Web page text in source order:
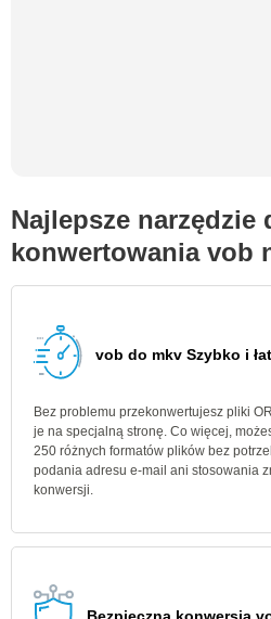
Najlepsze narzędzie
konwertowania vob
vob do mkv Szybko i
Bez problemu przekonwertujesz pliki
je na specjalną stronę. Co więcej,
250 różnych formatów plików bez
podania adresu e-mail ani stosowania
konwersji.